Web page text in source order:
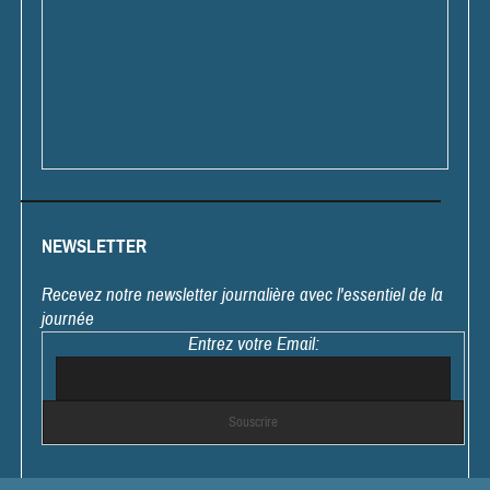
NEWSLETTER
Recevez notre newsletter journalière avec l'essentiel de la
journée
Entrez votre Email: